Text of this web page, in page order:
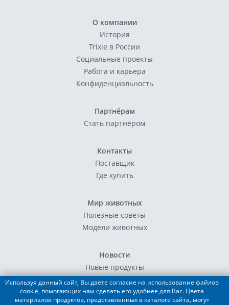
О компании
История
Trixie в России
Социальные проекты
Работа и карьера
Конфиденциальность
Партнёрам
Стать партнёром
Контакты
Поставщик
Где купить
Мир животных
Полезные советы
Модели животных
Новости
Новые продукты
События
Используя данный сайт, Вы даёте согласие на использование файлов
cookie, помогающих нам сделать его удобнее для Вас. Цвета
материалов продуктов, представленных в каталоге сайта, могут